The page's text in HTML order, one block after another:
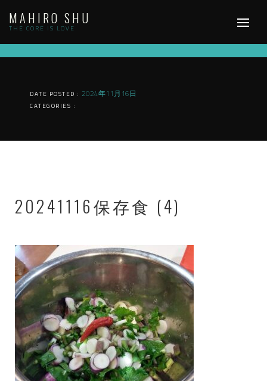
content
MAHIRO SHU
THE CORE IS LOVE
DATE POSTED : 2024年11月16日
CATEGORIES :
20241116保存食 (4)